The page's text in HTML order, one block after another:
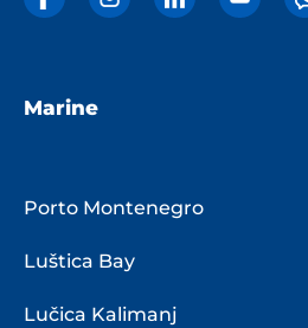
Marine
Porto Montenegro
Luštica Bay
Lučica Kalimanj